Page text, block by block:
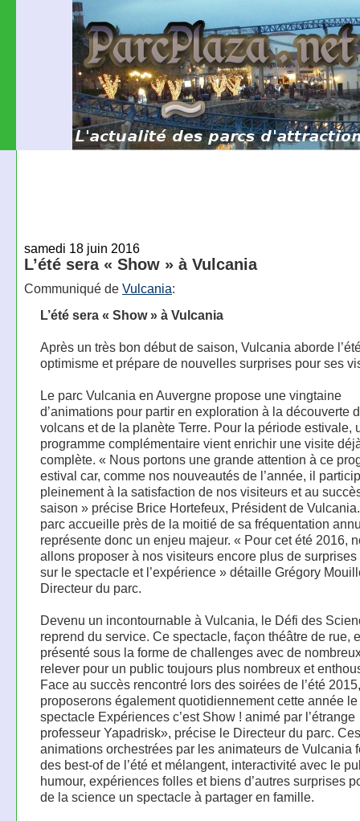
samedi 18 juin 2016
L’été sera « Show » à Vulcania
Communiqué de Vulcania:
L’été sera « Show » à Vulcania
Après un très bon début de saison, Vulcania aborde
optimisme et prépare de nouvelles surprises pour ses
Le parc Vulcania en Auvergne propose une vingtaine
d’animations pour partir en exploration à la découverte
volcans et de la planète Terre. Pour la période estivale,
programme complémentaire vient enrichir une visite
complète. « Nous portons une grande attention à ce
estival car, comme nos nouveautés de l’année, il
pleinement à la satisfaction de nos visiteurs et au
saison » précise Brice Hortefeux, Président de Vulcania.
parc accueille près de la moitié de sa fréquentation
représente donc un enjeu majeur. « Pour cet été 2016,
allons proposer à nos visiteurs encore plus de
sur le spectacle et l’expérience » détaille Grégory
Directeur du parc.
Devenu un incontournable à Vulcania, le Défi des
reprend du service. Ce spectacle, façon théâtre de rue,
présenté sous la forme de challenges avec de
relever pour un public toujours plus nombreux et
Face au succès rencontré lors des soirées de l’été
proposerons également quotidiennement cette année le
spectacle Expériences c’est Show ! animé par l’étrange
professeur Yapadrisk», précise le Directeur du parc.
animations orchestrées par les animateurs de Vulcania
des best-of de l’été et mélangent, interactivité avec le
humour, expériences folles et biens d’autres surprises
de la science un spectacle à partager en famille.